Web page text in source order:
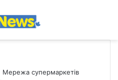
Мережа супермаркетів